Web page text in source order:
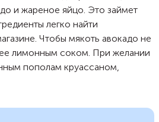
и жареное яйцо. Это займет
легко найти
Чтобы мякоть авокадо не
лимонным соком. При желании
пополам круассаном,